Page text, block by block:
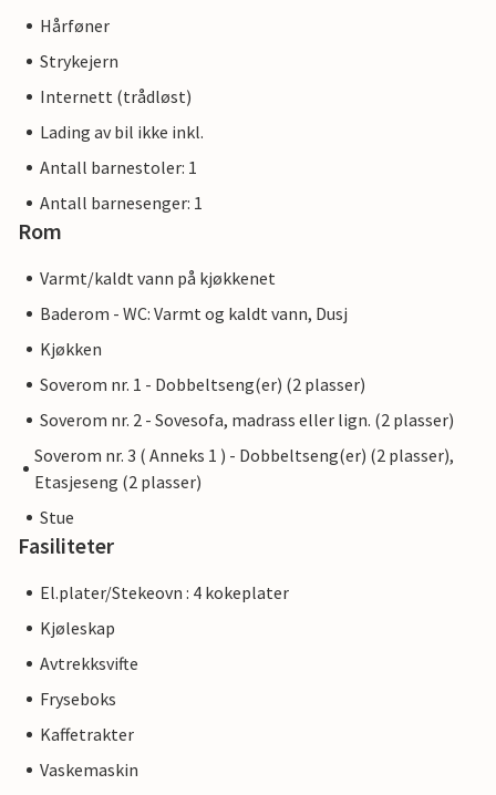
Hårføner
Strykejern
Internett (trådløst)
Lading av bil ikke inkl.
Antall barnestoler: 1
Antall barnesenger: 1
Rom
Varmt/kaldt vann på kjøkkenet
Baderom - WC: Varmt og kaldt vann, Dusj
Kjøkken
Soverom nr. 1 - Dobbeltseng(er) (2 plasser)
Soverom nr. 2 - Sovesofa, madrass eller lign. (2 plasser)
Soverom nr. 3 ( Anneks 1 ) - Dobbeltseng(er) (2 plasser),
Etasjeseng (2 plasser)
Stue
Fasiliteter
El.plater/Stekeovn : 4 kokeplater
Kjøleskap
Avtrekksvifte
Fryseboks
Kaffetrakter
Vaskemaskin